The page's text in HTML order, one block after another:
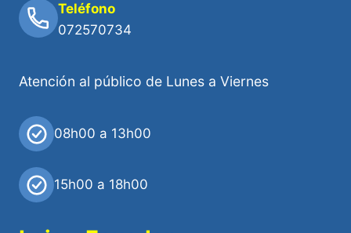
Teléfono
072570734
Atención al público de Lunes a Viernes
08h00 a 13h00
15h00 a 18h00